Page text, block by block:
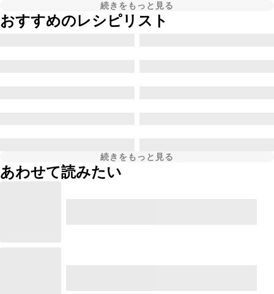
続きをもっと見る
おすすめのレシピリスト
続きをもっと見る
あわせて読みたい